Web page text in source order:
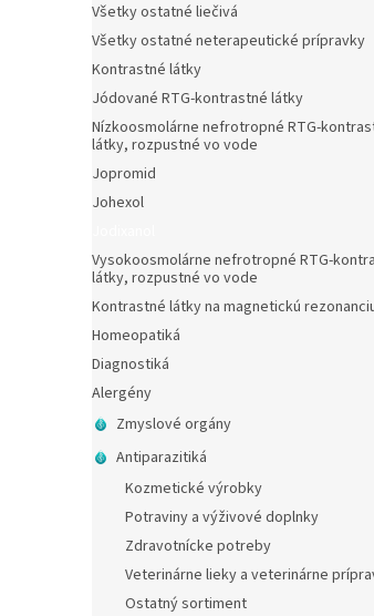
Všetky ostatné liečivá
Všetky ostatné neterapeutické prípravky
Kontrastné látky
Jódované RTG-kontrastné látky
Nízkoosmolárne nefrotropné RTG-
látky, rozpustné vo vode
Jopromid
Johexol
Vysokoosmolárne nefrotropné RTG-
látky, rozpustné vo vode
Kontrastné látky na magnetickú
Homeopatiká
Diagnostiká
Alergény
Zmyslové orgány
Antiparazitiká
Kozmetické výrobky
Potraviny a výživové doplnky
Zdravotnícke potreby
Veterinárne lieky a veterinárne
Ostatný sortiment